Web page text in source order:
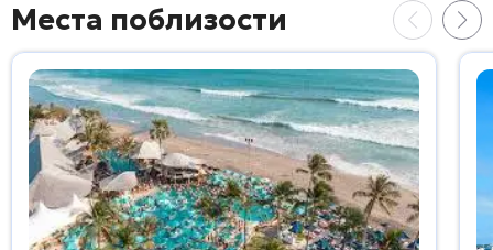
Места поблизости